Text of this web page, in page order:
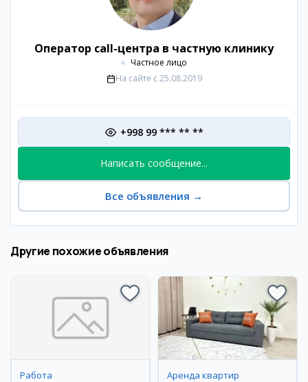
Оператор call-центра в частную клинику
Частное лицо
На сайте с 25.08.2019
+998 99 *** ** **
Написать сообщение...
Все объявления →
Другие похожие объявления
Работа Аренда квартир